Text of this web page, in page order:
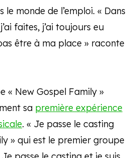
le monde de l’emploi. « Dans
faites, j’ai toujours eu
être à ma place » raconte
« New Gospel Family »
sa première expérience
. « Je passe le casting
» qui est le premier groupe